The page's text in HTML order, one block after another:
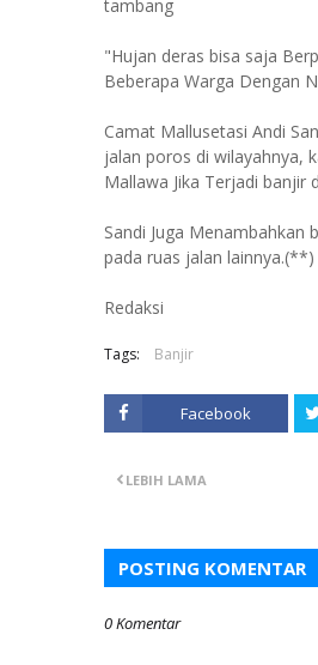
tambang
"Hujan deras bisa saja
Beberapa Warga Dengan
Camat Mallusetasi Andi
jalan poros di wilayahnya,
Mallawa Jika Terjadi banjir
Sandi Juga
pada ruas jalan lainnya.(**)
Redaksi
Tags: Banjir
Facebook
LEBIH LAMA
POSTING KOMENTAR
0 Komentar